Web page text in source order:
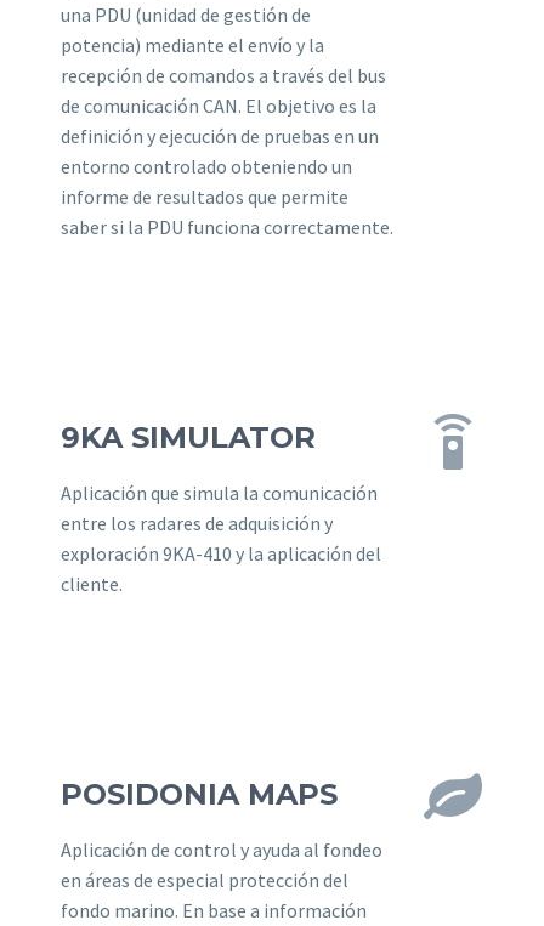
una PDU (unidad de gestión de
potencia) mediante el envío y la
recepción de comandos a través del bus
de comunicación CAN. El objetivo es la
definición y ejecución de pruebas en un
entorno controlado obteniendo un
informe de resultados que permite
saber si la PDU funciona correctamente.
9KA SIMULATOR
Aplicación que simula la comunicación
entre los radares de adquisición y
exploración 9KA-410 y la aplicación del
cliente.


POSIDONIA MAPS
Aplicación de control y ayuda al fondeo
en áreas de especial protección del
fondo marino. En base a información

